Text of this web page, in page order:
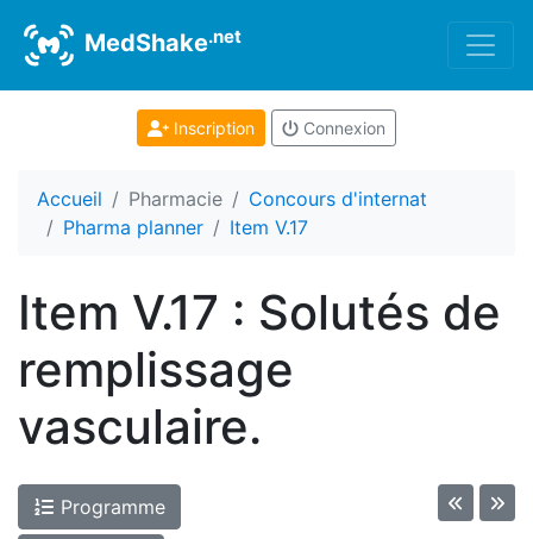
MedShake.net
Inscription Connexion
Accueil Pharmacie
Concours d'internat
Pharma planner
Item V.17
Item V.17 : Solutés de
remplissage
vasculaire.
Programme